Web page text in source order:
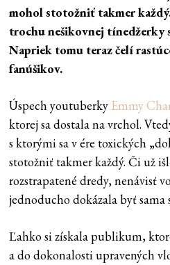
mohol stotožniť takmer
trochu nešikovnej tínedžerky
Napriek tomu teraz čelí
fanúšikov.
Úspech youtuberky Emmy
ktorej sa dostala na vrchol.
s ktorými sa v ére toxických
stotožniť takmer každý. Či už
rozstrapatené dredy, nenávisť
jednoducho dokázala byť sama
Ľahko si získala publikum,
a do dokonalosti upravených